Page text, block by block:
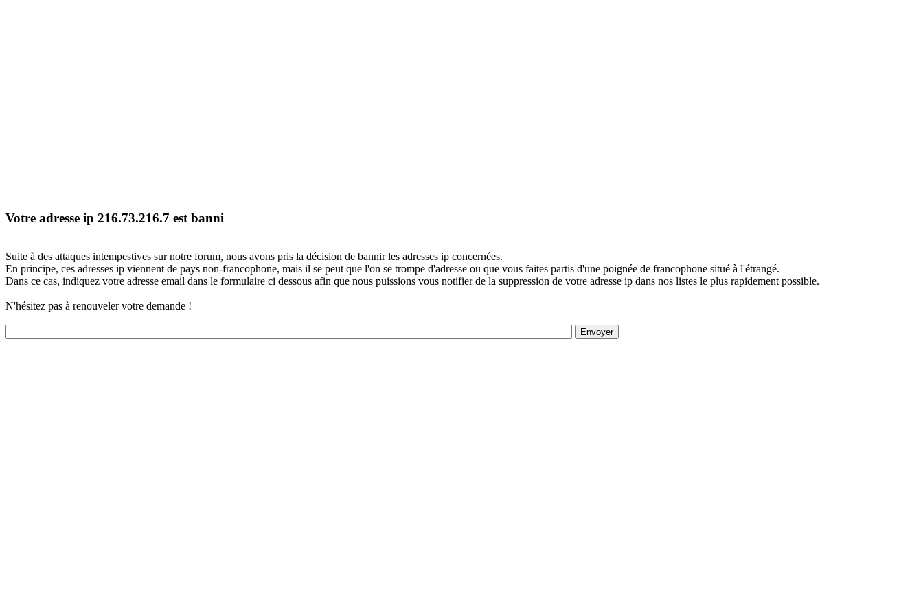
Votre adresse ip 216.73.216.7 est banni
Suite à des attaques intempestives sur notre forum, nous avons pris la décision de bannir les adresses ip concernées.
En principe, ces adresses ip viennent de pays non-francophone, mais il se peut que l'on se trompe d'adresse ou que vous faites partis d'une poignée de francophone situé à l'étrangé.
Dans ce cas, indiquez votre adresse email dans le formulaire ci dessous afin que nous puissions vous notifier de la suppression de votre adresse ip dans nos listes le plus rapidement possible.
N'hésitez pas à renouveler votre demande !